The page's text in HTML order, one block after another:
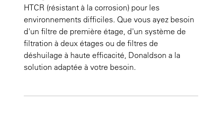
HTCR (résistant à la corrosion) pour les
environnements difficiles. Que vous ayez besoin
d'un filtre de première étage, d'un système de
filtration à deux étages ou de filtres de
déshuilage à haute efficacité, Donaldson a la
solution adaptée à votre besoin.